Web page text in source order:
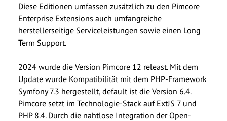
Diese Editionen umfassen zusätzlich zu den Pimcore
Enterprise Extensions auch umfangreiche
herstellerseitige Serviceleistungen sowie einen Long
Term Support.
2024 wurde die Version Pimcore 12 releast. Mit dem
Update wurde Kompatibilität mit dem PHP-Framework
Symfony 7.3 hergestellt, default ist die Version 6.4.
Pimcore setzt im Technologie-Stack auf ExtJS 7 und
PHP 8.4. Durch die nahtlose Integration der Open-